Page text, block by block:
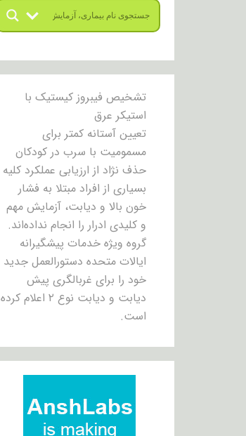
تشخیص فیبروز کیستیک با
استیکر عرق
تعیین آستانه کمتر برای
مسمومیت با سرب در کودکان
حذف نژاد از ارزیابی عملکرد کلیه
بسیاری از افراد مبتلا به فشار
خون بالا و دیابت، آزمایش مهم
و کلیدی ادرار را انجام نداده‌اند.
گروه ویژه خدمات پیشگیرانه
ایالات متحده دستورالعمل جدید
خود را برای غربالگری پیش
دیابت و دیابت نوع ۲ اعلام کرده
است.